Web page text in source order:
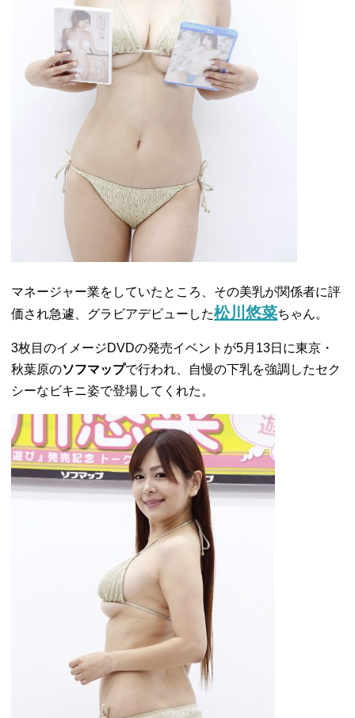
マネージャー業をしていたところ、その美乳が関係者に評
価され急遽、グラビアデビューした松川悠菜ちゃん。
3枚目のイメージDVDの発売イベントが5月13日に東京・
秋葉原のソフマップで行われ、自慢の下乳を強調したセク
シーなビキニ姿で登場してくれた。